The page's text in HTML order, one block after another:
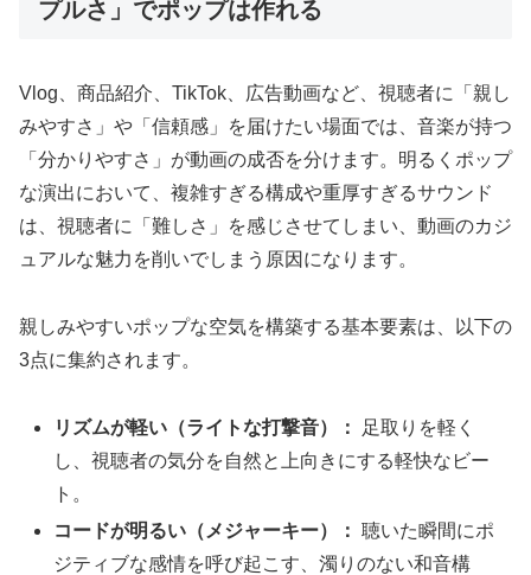
プルさ」でポップは作れる
Vlog、商品紹介、TikTok、広告動画など、視聴者に「親し
みやすさ」や「信頼感」を届けたい場面では、音楽が持つ
「分かりやすさ」が動画の成否を分けます。明るくポップ
な演出において、複雑すぎる構成や重厚すぎるサウンド
は、視聴者に「難しさ」を感じさせてしまい、動画のカジ
ュアルな魅力を削いでしまう原因になります。
親しみやすいポップな空気を構築する基本要素は、以下の
3点に集約されます。
リズムが軽い（ライトな打撃音）：
足取りを軽く
し、視聴者の気分を自然と上向きにする軽快なビー
ト。
コードが明るい（メジャーキー）： 聴いた瞬間にポ
ジティブな感情を呼び起こす、濁りのない和音構